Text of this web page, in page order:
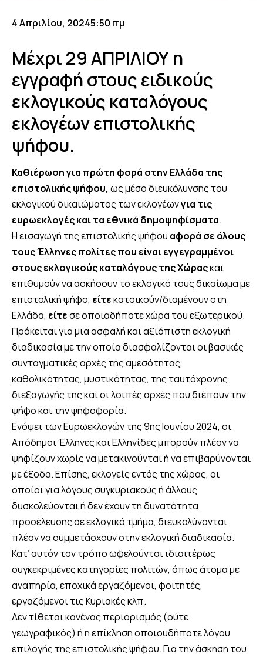
4 Απριλίου, 20245:50 πμ
Μέχρι 29 ΑΠΡΙΛΙΟΥ η
εγγραφή στους ειδικούς
εκλογικούς καταλόγους
εκλογέων επιστολικής
ψήφου.
Καθιέρωση για πρώτη φορά στην Ελλάδα της
επιστολικής ψήφου, ως μέσο διευκόλυνσης του
εκλογικού δικαιώματος των εκλογέωνγια τις
ευρωεκλογές και τα εθνικά δημοψηφίσματα.
Η εισαγωγή της επιστολικής ψήφου αφορά σε όλους
τους Έλληνες πολίτες που είναι εγγεγραμμένοι
στους εκλογικούς καταλόγους της Χώραςκαι
επιθυμούν να ασκήσουν το εκλογικό τους δικαίωμα με
επιστολική ψήφο, είτεκατοικούν/διαμένουν στη
Ελλάδα, είτεσε οποιαδήποτε χώρα του εξωτερικού.
Πρόκειται για μια ασφαλή και αξιόπιστη εκλογική
διαδικασία με την οποία διασφαλίζονται οι βασικές
συνταγματικές αρχές της αμεσότητας,
καθολικότητας, μυστικότητας, της ταυτόχρονης
διεξαγωγής της και οι λοιπές αρχές που διέπουν την
ψήφο και την ψηφοφορία.
Ενόψει των Ευρωεκλογών της 9ης Ιουνίου 2024, οι
Απόδημοι Έλληνες και Ελληνίδες μπορούν πλέον να
ψηφίζουν χωρίς να μετακινούνται ή να επιβαρύνονται
με έξοδα. Επίσης, εκλογείς εντός της χώρας, οι
οποίοι για λόγους συγκυριακούς ή άλλους
δυσκολεύονται ή δεν έχουν τη δυνατότητα
προσέλευσης σε εκλογικό τμήμα, διευκολύνονται
πλέον να συμμετάσχουν στην εκλογική διαδικασία.
Κατ’ αυτόν τον τρόπο ωφελούνται ιδιαιτέρως
συγκεκριμένες κατηγορίες πολιτών, όπως άτομα με
αναπηρία, εποχικά εργαζόμενοι, φοιτητές,
εργαζόμενοι τις Κυριακές κλπ.
Δεν τίθεται κανένας περιορισμός (ούτε
γεωγραφικός) ή η επίκληση οποιουδήποτε λόγου
επιλογής της επιστολικής ψήφου. Για την άσκηση του